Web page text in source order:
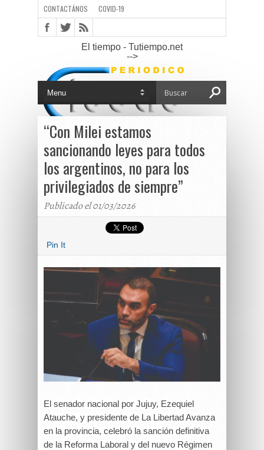
CONTACTÁNOS COVID-19
El tiempo - Tutiempo.net
-->
“Con Milei estamos
sancionando leyes para todos
los argentinos, no para los
privilegiados de siempre”
Publicado el 01/03/2026
Pin It
El senador nacional por Jujuy, Ezequiel
Atauche, y presidente de La Libertad Avanza
en la provincia, celebró la sanción definitiva
de la Reforma Laboral y del nuevo Régimen